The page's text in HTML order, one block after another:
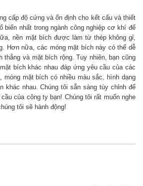
cấp độ cứng và ổn định cho kết cấu và thiết
biến nhất trong ngành công nghiệp cơ khí để
nền mặt bích được làm từ thép không gỉ,
Hơn nữa, các móng mặt bích này có thể dễ
thẳng và mặt bích rộng. Tuy nhiên, bạn cũng
bích khác nhau đáp ứng yêu cầu của các
móng mặt bích có nhiều màu sắc, hình dạng
khác nhau. Chúng tôi sẵn sàng tùy chỉnh để
của công ty bạn! Chúng tôi rất muốn nghe
tôi sẽ hành động!